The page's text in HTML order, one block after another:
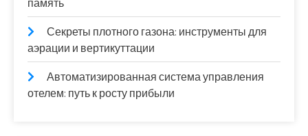
память
Секреты плотного газона: инструменты для
аэрации и вертикуттации
Автоматизированная система управления
отелем: путь к росту прибыли